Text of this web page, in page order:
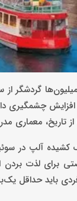
میلیون‌ها گردشگر
افزایش
تاریخ، معماری
کشیده آلپ در
برای لذت
باید حداقل